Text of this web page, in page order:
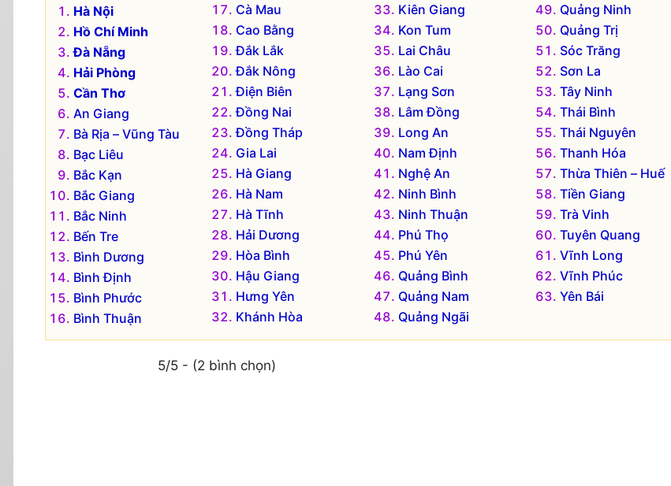
Hà Nội
Hồ Chí Minh
Đà Nẵng
Hải Phòng
Cần Thơ
An Giang
Bà Rịa – Vũng Tàu
Bạc Liêu
Bắc Kạn
Bắc Giang
Bắc Ninh
Bến Tre
Bình Dương
Bình Định
Bình Phước
Bình Thuận
Cà Mau
Cao Bằng
Đắk Lắk
Đắk Nông
Điện Biên
Đồng Nai
Đồng Tháp
Gia Lai
Hà Giang
Hà Nam
Hà Tĩnh
Hải Dương
Hòa Bình
Hậu Giang
Hưng Yên
Khánh Hòa
Kiên Giang
Kon Tum
Lai Châu
Lào Cai
Lạng Sơn
Lâm Đồng
Long An
Nam Định
Nghệ An
Ninh Bình
Ninh Thuận
Phú Thọ
Phú Yên
Quảng Bình
Quảng Nam
Quảng Ngãi
Quảng Ninh
Quảng Trị
Sóc Trăng
Sơn La
Tây Ninh
Thái Bình
Thái Nguyên
Thanh Hóa
Thừa Thiên – Huế
Tiền Giang
Trà Vinh
Tuyên Quang
Vĩnh Long
Vĩnh Phúc
Yên Bái
5/5 - (2 bình chọn)